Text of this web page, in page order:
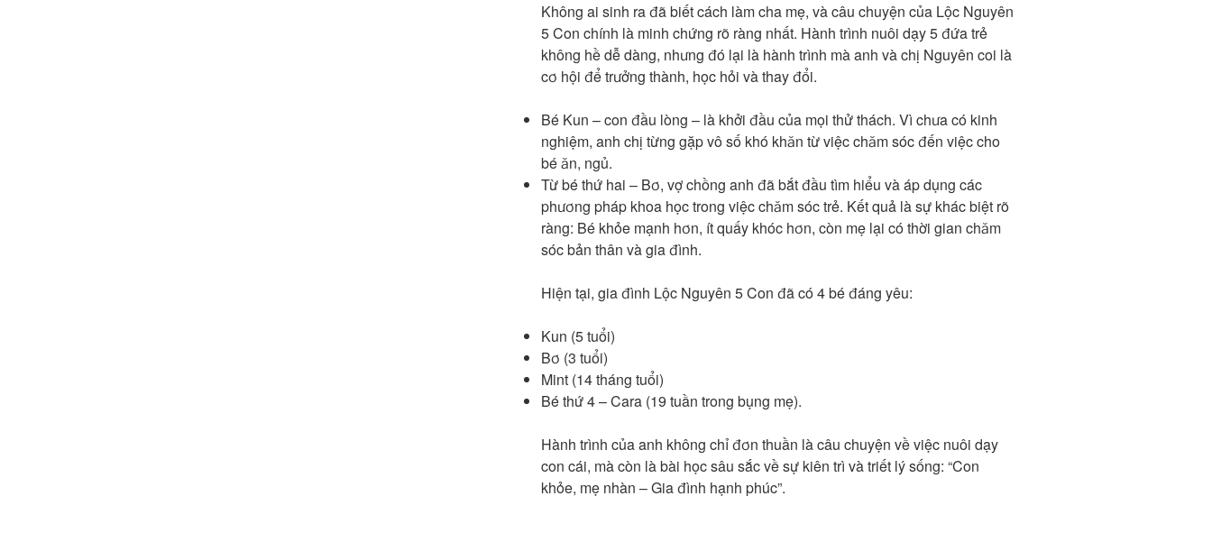
Không ai sinh ra đã biết cách làm cha mẹ, và câu chuyện của Lộc Nguyên
5 Con chính là minh chứng rõ ràng nhất. Hành trình nuôi dạy 5 đứa trẻ
không hề dễ dàng, nhưng đó lại là hành trình mà anh và chị Nguyên coi là
cơ hội để trưởng thành, học hỏi và thay đổi.
Bé Kun – con đầu lòng – là khởi đầu của mọi thử thách. Vì chưa có kinh
nghiệm, anh chị từng gặp vô số khó khăn từ việc chăm sóc đến việc cho
bé ăn, ngủ.
Từ bé thứ hai – Bơ, vợ chồng anh đã bắt đầu tìm hiểu và áp dụng các
phương pháp khoa học trong việc chăm sóc trẻ. Kết quả là sự khác biệt rõ
ràng: Bé khỏe mạnh hơn, ít quấy khóc hơn, còn mẹ lại có thời gian chăm
sóc bản thân và gia đình.
Hiện tại, gia đình Lộc Nguyên 5 Con đã có 4 bé đáng yêu:
Kun (5 tuổi)
Bơ (3 tuổi)
Mint (14 tháng tuổi)
Bé thứ 4 – Cara (19 tuần trong bụng mẹ).
Hành trình của anh không chỉ đơn thuần là câu chuyện về việc nuôi dạy
con cái, mà còn là bài học sâu sắc về sự kiên trì và triết lý sống: “Con
khỏe, mẹ nhàn – Gia đình hạnh phúc”.